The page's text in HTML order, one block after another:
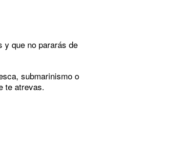
y que no pararás de
submarinismo o
te atrevas.